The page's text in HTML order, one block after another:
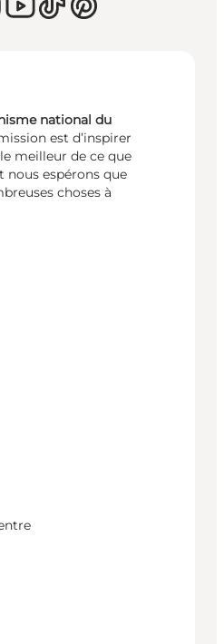
national du
est d’inspirer
meilleur de ce que
nous espérons que
choses à